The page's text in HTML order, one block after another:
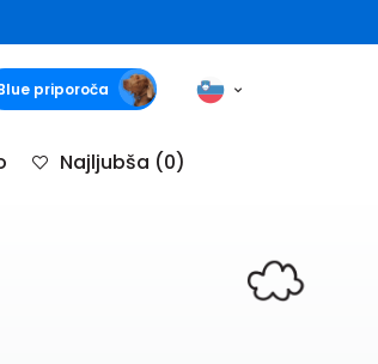
priporoča
Najljubša (0)